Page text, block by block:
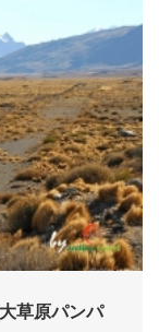
草原パンパ